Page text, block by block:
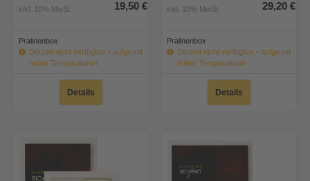
inkl. 10% MwSt. 19,50 €
Pralinenbox
Derzeit nicht verfügbar • aufgrund
hoher Temperaturen
Details
inkl. 10% MwSt. 29,20 €
Pralinenbox
Derzeit nicht verfügbar • aufgrund
hoher Temperaturen
Details